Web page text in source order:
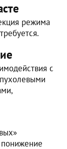
режима
с